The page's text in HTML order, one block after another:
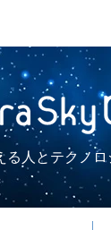
る人とテクノ